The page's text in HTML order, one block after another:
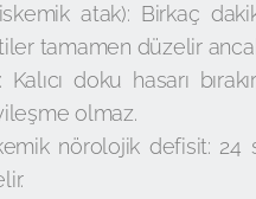
atak): Birkaç
tamamen düzelir
Kalıcı doku hasarı
olmaz.
nörolojik defisit: 24